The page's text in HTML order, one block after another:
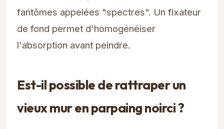
fantômes appelées "spectres". Un fixateur
de fond permet d'homogénéiser
l'absorption avant peindre.
Est-il possible de rattraper un
vieux mur en parpaing noirci ?